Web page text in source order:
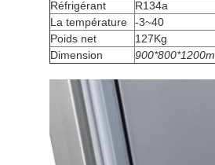
Réfrigérant
R134a
La température
-3~40
Poids net
127Kg
Dimension